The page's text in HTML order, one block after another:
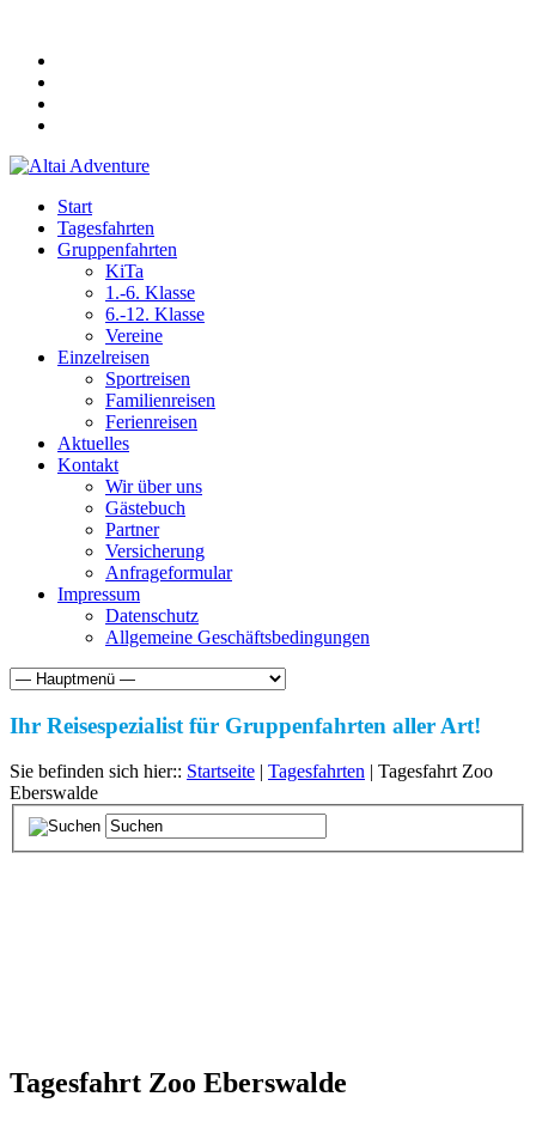
Start
Tagesfahrten
Gruppenfahrten
KiTa
1.-6. Klasse
6.-12. Klasse
Vereine
Einzelreisen
Sportreisen
Familienreisen
Ferienreisen
Aktuelles
Kontakt
Wir über uns
Gästebuch
Partner
Versicherung
Anfrageformular
Impressum
Datenschutz
Allgemeine Geschäftsbedingungen
Ihr Reisespezialist für Gruppenfahrten aller Art!
Sie befinden sich hier:: Startseite | Tagesfahrten | Tagesfahrt Zoo
Eberswalde
Tagesfahrt Zoo Eberswalde